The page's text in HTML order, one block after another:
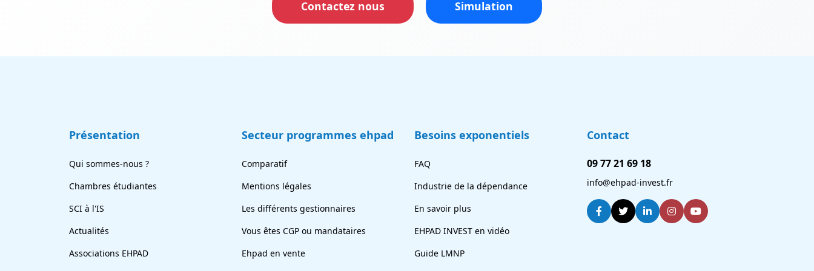
Contactez nous Simulation
Présentation
Qui sommes-nous ?
Chambres étudiantes
SCI à l'IS
Actualités
Associations EHPAD
Secteur programmes ehpad
Comparatif
Mentions légales
Les différents gestionnaires
Vous êtes CGP ou mandataires
Ehpad en vente
Besoins exponentiels
FAQ
Industrie de la dépendance
En savoir plus
EHPAD INVEST en vidéo
Guide LMNP
Contact
09 77 21 69 18
info@ehpad-invest.fr